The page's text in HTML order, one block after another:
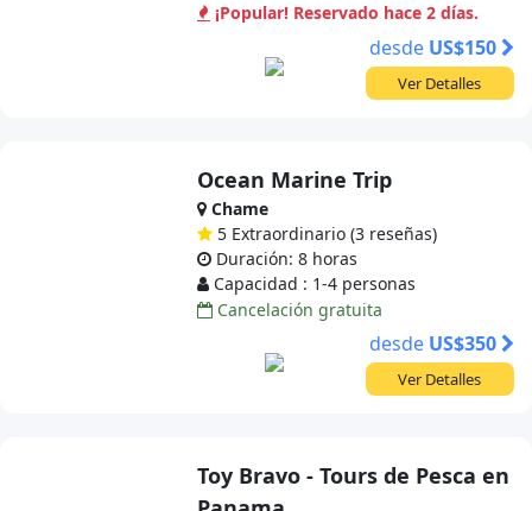
¡Popular! Reservado hace 2 días.
desde US$150
Ver Detalles
Ocean Marine Trip
Chame
5 Extraordinario (3 reseñas)
Duración: 8 horas
Capacidad : 1-4 personas
Cancelación gratuita
desde US$350
Ver Detalles
Toy Bravo - Tours de Pesca en